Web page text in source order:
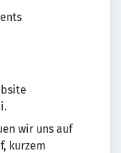
wir uns auf
kurzem